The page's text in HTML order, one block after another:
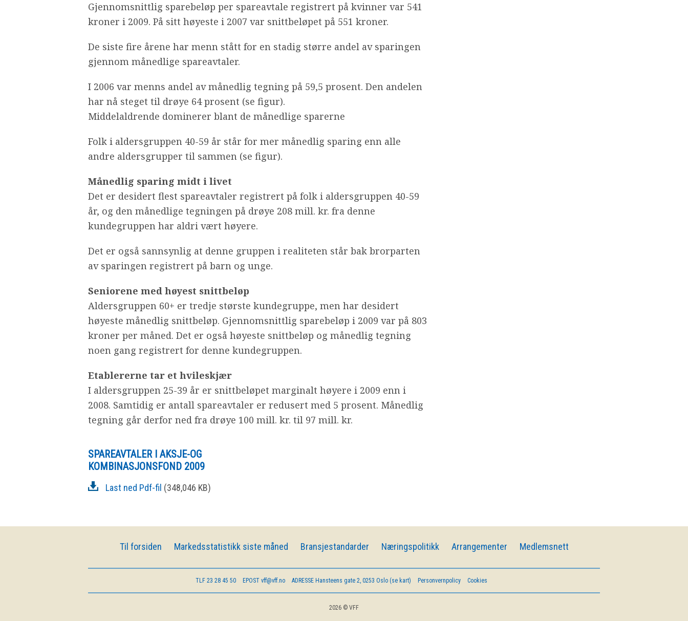
Gjennomsnittlig sparebeløp per spareavtale registrert på kvinner var 541
kroner i 2009. På sitt høyeste i 2007 var snittbeløpet på 551 kroner.
De siste fire årene har menn stått for en stadig større andel av sparingen
gjennom månedlige spareavtaler.
I 2006 var menns andel av månedlig tegning på 59,5 prosent. Den andelen
har nå steget til drøye 64 prosent (se figur).
Middelaldrende dominerer blant de månedlige sparerne
Folk i aldersgruppen 40-59 år står for mer månedlig sparing enn alle
andre aldersgrupper til sammen (se figur).
Månedlig sparing midt i livet
Det er desidert flest spareavtaler registrert på folk i aldersgruppen 40-59
år, og den månedlige tegningen på drøye 208 mill. kr. fra denne
kundegruppen har aldri vært høyere.
Det er også sannsynlig at denne gruppen i realiteten står bak brorparten
av sparingen registrert på barn og unge.
Seniorene med høyest snittbeløp
Aldersgruppen 60+ er tredje største kundegruppe, men har desidert
høyeste månedlig snittbeløp. Gjennomsnittlig sparebeløp i 2009 var på 803
kroner per måned. Det er også høyeste snittbeløp og månedlig tegning
noen gang registrert for denne kundegruppen.
Etablererne tar et hvileskjær
I aldersgruppen 25-39 år er snittbeløpet marginalt høyere i 2009 enn i
2008. Samtidig er antall spareavtaler er redusert med 5 prosent. Månedlig
tegning går derfor ned fra drøye 100 mill. kr. til 97 mill. kr.
SPAREAVTALER I AKSJE-OG
KOMBINASJONSFOND 2009
Last ned Pdf-fil (348,046 KB)
Til forsiden Markedsstatistikk siste måned Bransjestandarder Næringspolitikk Arrangementer Medlemsnett
TLF 23 28 45 50 EPOST vff@vff.no ADRESSE Hansteens gate 2, 0253 Oslo (se kart) Personvernpolicy Cookies
2026 © VFF